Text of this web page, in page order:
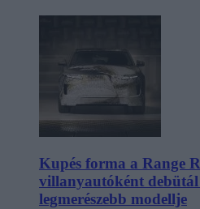
Kupés forma a Range
villanyautóként
legmerészebb modellje